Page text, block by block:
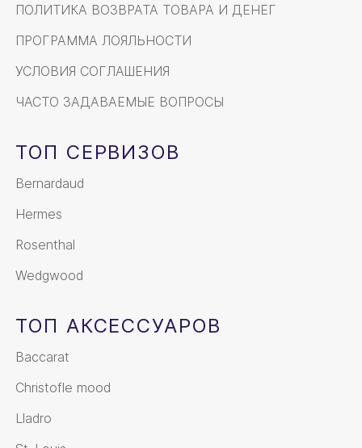
ПОЛИТИКА ВОЗВРАТА ТОВАРА И ДЕНЕГ
ПРОГРАММА ЛОЯЛЬНОСТИ
УСЛОВИЯ СОГЛАШЕНИЯ
ЧАСТО ЗАДАВАЕМЫЕ ВОПРОСЫ
ТОП СЕРВИЗОВ
Bernardaud
Hermes
Rosenthal
Wedgwood
ТОП АКСЕССУАРОВ
Baccarat
Christofle mood
Lladro